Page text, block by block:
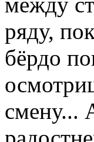
ряду,
бёрдо
смену...